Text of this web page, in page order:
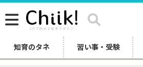
知育のタネ 習い事・受験